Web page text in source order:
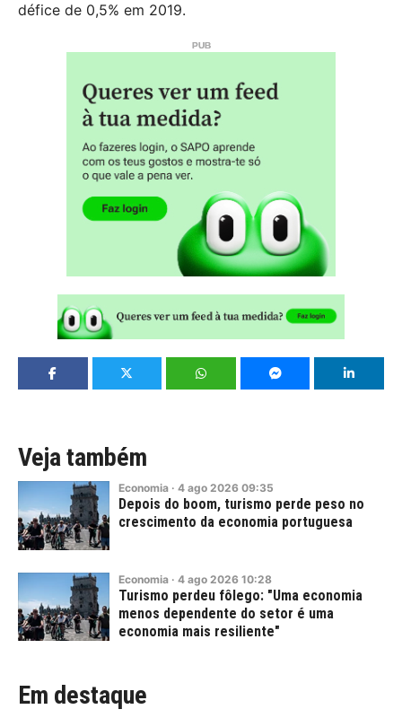
défice de 0,5% em 2019.
Veja também
Economia · 4 ago 2026 09:35
Depois do boom, turismo perde peso no
crescimento da economia portuguesa
Economia · 4 ago 2026 10:28
Turismo perdeu fôlego: "Uma economia
menos dependente do setor é uma
economia mais resiliente"
Em destaque